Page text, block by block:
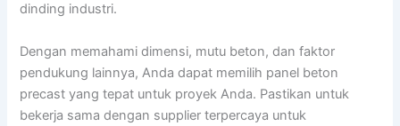
dinding industri.
Dengan memahami dimensi, mutu beton, dan faktor
pendukung lainnya, Anda dapat memilih panel beton
precast yang tepat untuk proyek Anda. Pastikan untuk
bekerja sama dengan supplier terpercaya untuk